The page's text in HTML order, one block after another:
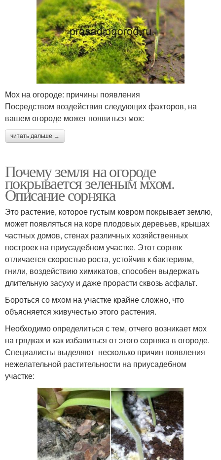
Мох на огороде: причины появления
Посредством воздействия следующих факторов, на
вашем огороде может появиться мох:
читать дальше →
Почему земля на огороде
покрывается зеленым мхом.
Описание сорняка
Это растение, которое густым ковром покрывает землю,
может появляться на коре плодовых деревьев, крышах
частных домов, стенах различных хозяйственных
построек на приусадебном участке. Этот сорняк
отличается скоростью роста, устойчив к бактериям,
гнили, воздействию химикатов, способен выдержать
длительную засуху и даже прорасти сквозь асфальт.
Бороться со мхом на участке крайне сложно, что
объясняется живучестью этого растения.
Необходимо определиться с тем, отчего возникает мох
на грядках и как избавиться от этого сорняка в огороде.
Специалисты выделяют несколько причин появления
нежелательной растительности на приусадебном
участке: